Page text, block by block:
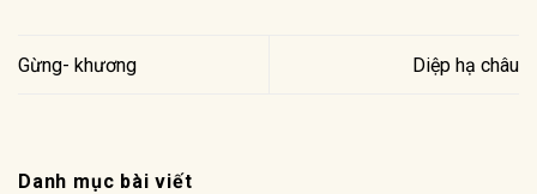
Gừng- khương Diệp hạ châu
Danh mục bài viết